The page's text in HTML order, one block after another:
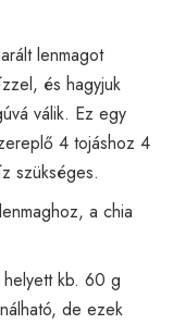
lenmagot
és hagyjuk
válik. Ez egy
4 tojáshoz 4
szükséges.
a chia
helyett kb. 60 g
de ezek